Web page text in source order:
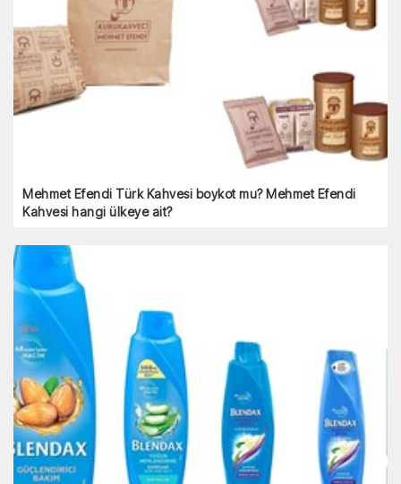
Mehmet Efendi Türk Kahvesi boykot mu? Mehmet Efendi
Kahvesi hangi ülkeye ait?